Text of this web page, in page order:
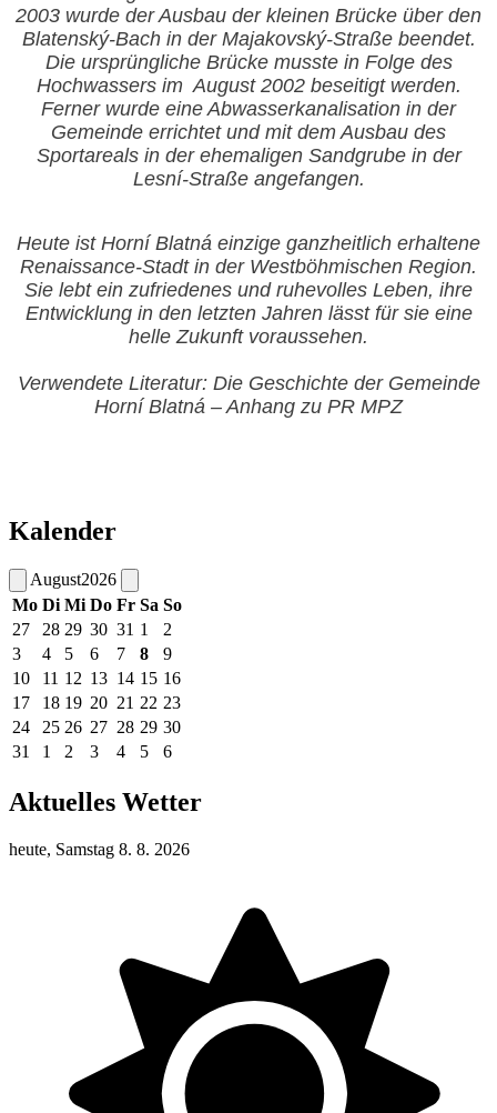
2003 wurde der Ausbau der kleinen Brücke über den
Blatenský-Bach in der Majakovský-Straße beendet.
Die ursprüngliche Brücke musste in Folge des
Hochwassers im August 2002 beseitigt werden.
Ferner wurde eine Abwasserkanalisation in der
Gemeinde errichtet und mit dem Ausbau des
Sportareals in der ehemaligen Sandgrube in der
Lesní-Straße angefangen.
Heute istHorní Blatná einzige ganzheitlich erhaltene
Renaissance-Stadt in der Westböhmischen Region.
Sie lebt ein zufriedenes und ruhevolles Leben, ihre
Entwicklung in den letzten Jahren lässt für sie eine
helle Zukunft voraussehen.
Verwendete Literatur: Die Geschichte der Gemeinde
Horní Blatná – Anhang zu PR MPZ
Kalender
August2026
Mo Di Mi Do Fr Sa So
27
28 29 30 31 1
2
3
4 5 6 7 8
9
10
11 12 13 14 15 16
17
18 19 20 21 22 23
24
25 26 27 28 29 30
31
1 2 3 4 5 6
Aktuelles Wetter
heute, Samstag 8. 8. 2026